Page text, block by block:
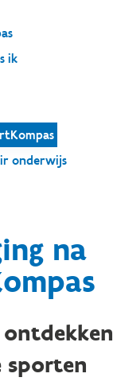
ik
onderwijs
na
sporten